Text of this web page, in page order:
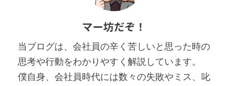
マー坊だぞ！
当ブログは、会社員の辛く苦しいと思った時の
思考や行動をわかりやすく解説しています。
僕自身、会社員時代には数々の失敗やミス、叱